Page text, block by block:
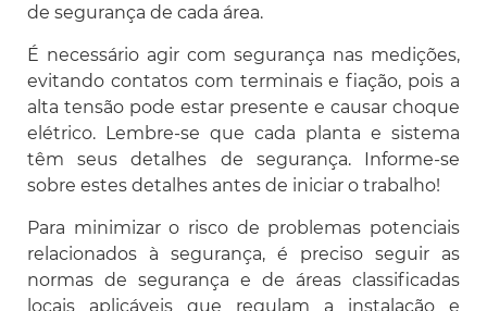
de segurança de cada área.
É necessário agir com segurança nas medições,
evitando contatos com terminais e fiação, pois a
alta tensão pode estar presente e causar choque
elétrico. Lembre-se que cada planta e sistema
têm seus detalhes de segurança. Informe-se
sobre estes detalhes antes de iniciar o trabalho!
Para minimizar o risco de problemas potenciais
relacionados à segurança, é preciso seguir as
normas de segurança e de áreas classificadas
locais aplicáveis que regulam a instalação e